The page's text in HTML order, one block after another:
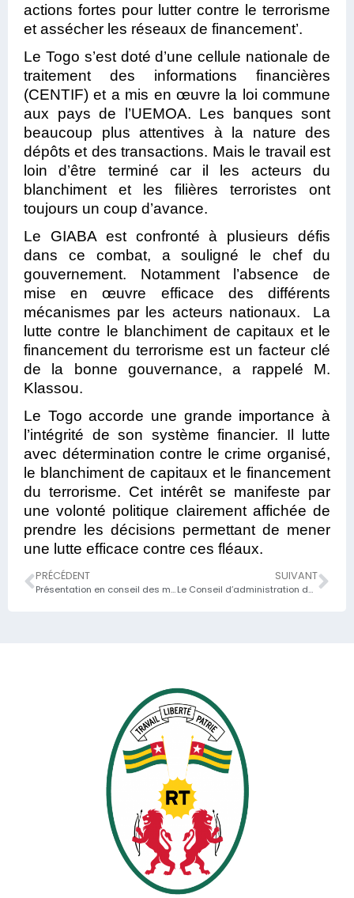
actions fortes pour lutter contre le terrorisme
et assécher les réseaux de financement’.
Le Togo s’est doté d’une cellule nationale de
traitement des informations financières
(CENTIF) et a mis en œuvre la loi commune
aux pays de l’UEMOA. Les banques sont
beaucoup plus attentives à la nature des
dépôts et des transactions. Mais le travail est
loin d’être terminé car il les acteurs du
blanchiment et les filières terroristes ont
toujours un coup d’avance.
Le GIABA est confronté à plusieurs défis
dans ce combat, a souligné le chef du
gouvernement. Notamment l’absence de
mise en œuvre efficace des différents
mécanismes par les acteurs nationaux. La
lutte contre le blanchiment de capitaux et le
financement du terrorisme est un facteur clé
de la bonne gouvernance, a rappelé M.
Klassou.
Le Togo accorde une grande importance à
l’intégrité de son système financier. Il lutte
avec détermination contre le crime organisé,
le blanchiment de capitaux et le financement
du terrorisme. Cet intérêt se manifeste par
une volonté politique clairement affichée de
prendre les décisions permettant de mener
une lutte efficace contre ces fléaux.
PRÉCÉDENT
Présentation en conseil des ministres ce mardi des grandes lignes du document de programmation budgétaire et économique pluriannuelle (2020-2022).
SUIVANT
Le Conseil d’administration du FMI valide les résultats de la quatrième revue/ 35 millions de dollars dans la cagnotte